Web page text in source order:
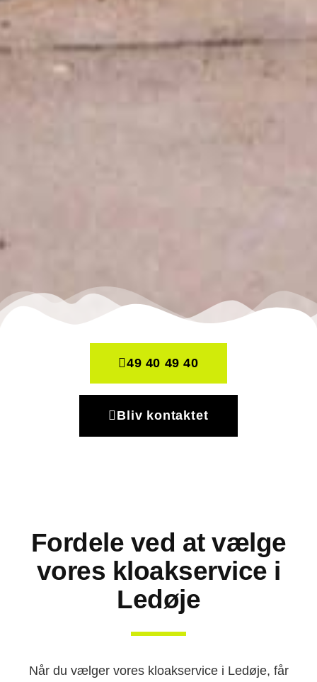
49 40 49 40
Bliv kontaktet
Fordele ved at vælge
vores kloakservice i
Ledøje
Når du vælger vores kloakservice i Ledøje, får